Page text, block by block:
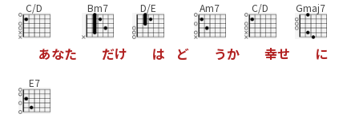
C/D
あなた
Bm7
だけ
D/E
は ど
Am7
うか
C/D
幸せ
Gmaj7
に
E7